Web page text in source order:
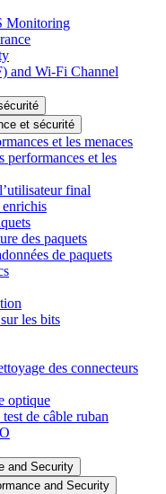
Monitoring
and Wi-Fi Channel
et sécurité
et les menaces
performances et les
final
des paquets
de paquets
les bits
des connecteurs
optique
de câble ruban
and Security
and Security